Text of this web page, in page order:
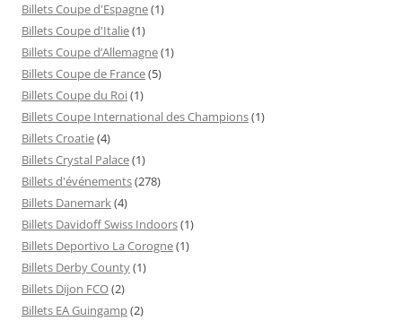
Billets Coupe d'Espagne(1)
Billets Coupe d'Italie(1)
Billets Coupe d’Allemagne(1)
Billets Coupe de France(5)
Billets Coupe du Roi(1)
Billets Coupe International des Champions(1)
Billets Croatie(4)
Billets Crystal Palace(1)
Billets d'événements(278)
Billets Danemark(4)
Billets Davidoff Swiss Indoors(1)
Billets Deportivo La Corogne(1)
Billets Derby County(1)
Billets Dijon FCO(2)
Billets EA Guingamp(2)